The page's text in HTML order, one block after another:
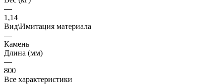
—
1,14
Вид\Имитация материала
—
Камень
Длина (мм)
—
800
Все характеристики